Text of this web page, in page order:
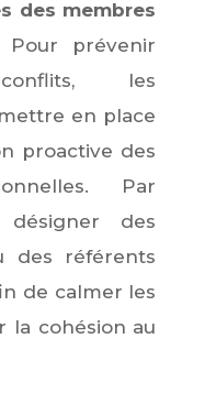
des membres
Pour prévenir
les
en place
proactive des
Par
des
des référents
de calmer les
la cohésion au